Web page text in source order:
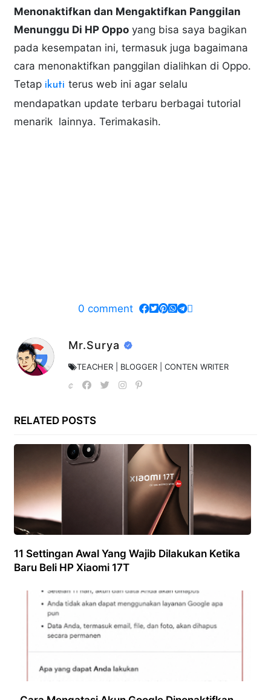
Menonaktifkan dan Mengaktifkan Panggilan
Menunggu Di HP Oppo yang bisa saya bagikan
pada kesempatan ini, termasuk juga bagaimana
cara menonaktifkan panggilan dialihkan di Oppo.
Tetap ikutiterus web ini agar selalu
mendapatkan update terbaru berbagai tutorial
menarik lainnya. Terimakasih.
0 comment
Mr.Surya
TEACHER | BLOGGER | CONTEN WRITER
RELATED POSTS
11 Settingan Awal Yang Wajib Dilakukan Ketika
Baru Beli HP Xiaomi 17T